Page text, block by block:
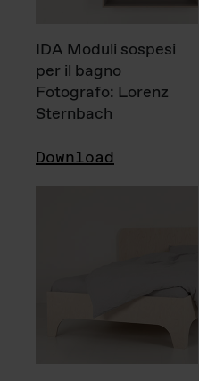
IDA Moduli sospesi
per il bagno
Fotografo: Lorenz
Sternbach
Download